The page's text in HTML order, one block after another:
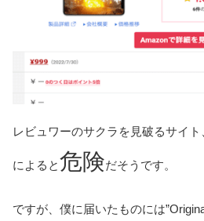
レビュワーのサクラを見破るサイト
によると危険だそうです。
ですが、僕に届いたものには